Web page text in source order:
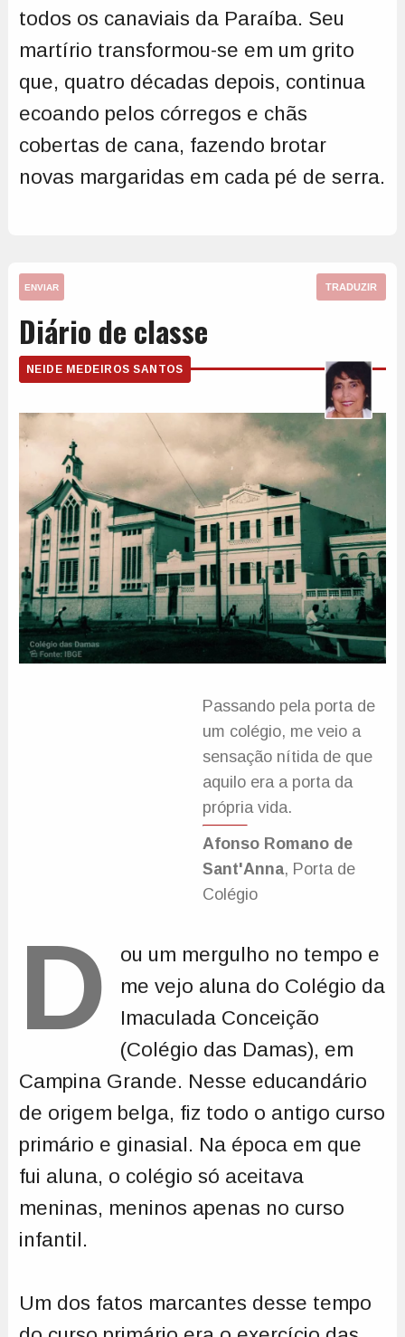
todos os canaviais da Paraíba. Seu
martírio transformou-se em um grito
que, quatro décadas depois, continua
ecoando pelos córregos e chãs
cobertas de cana, fazendo brotar
novas margaridas em cada pé de serra.
ENVIAR TRADUZIR
Diário de classe
NEIDE MEDEIROS SANTOS
Passando pela porta de
um colégio, me veio a
sensação nítida de que
aquilo era a porta da
própria vida.
Afonso Romano de
Sant'Anna, Porta de
Colégio
D
ou um mergulho no tempo e
me vejo aluna do Colégio da
Imaculada Conceição
(Colégio das Damas), em
Campina Grande. Nesse educandário
de origem belga, fiz todo o antigo curso
primário e ginasial. Na época em que
fui aluna, o colégio só aceitava
meninas, meninos apenas no curso
infantil.
Um dos fatos marcantes desse tempo